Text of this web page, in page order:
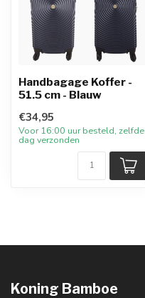
Handbagage Koffer -
51.5 cm - Blauw
€34,95
Voor 16:00 uur besteld, zelfde
dag verzonden
Koning Bamboe